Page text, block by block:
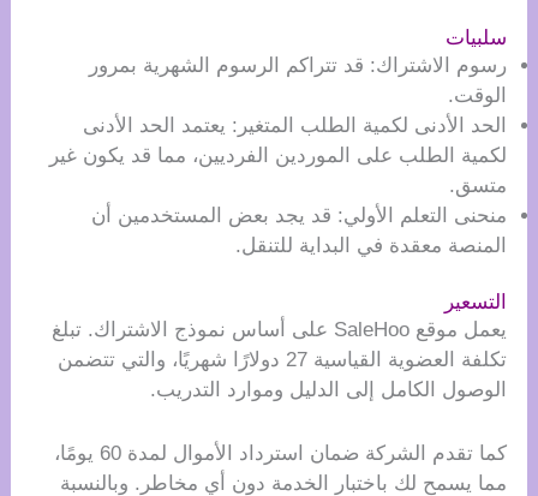
سلبيات
رسوم الاشتراك: قد تتراكم الرسوم الشهرية بمرور
الوقت.
الحد الأدنى لكمية الطلب المتغير: يعتمد الحد الأدنى
لكمية الطلب على الموردين الفرديين، مما قد يكون غير
متسق.
منحنى التعلم الأولي: قد يجد بعض المستخدمين أن
المنصة معقدة في البداية للتنقل.
التسعير
يعمل موقع SaleHoo على أساس نموذج الاشتراك. تبلغ
تكلفة العضوية القياسية 27 دولارًا شهريًا، والتي تتضمن
الوصول الكامل إلى الدليل وموارد التدريب.
كما تقدم الشركة ضمان استرداد الأموال لمدة 60 يومًا،
مما يسمح لك باختبار الخدمة دون أي مخاطر. وبالنسبة